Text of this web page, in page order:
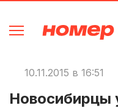
10.11.2015 в 16:51
Новосибирцы